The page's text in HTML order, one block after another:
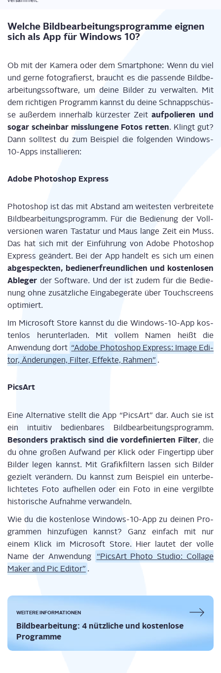
Wel­che Bild­be­ar­bei­tungs­pro­gram­me eig­nen
sich als App für Win­dows 10?
Ob mit der Kame­ra oder dem Smart­phone: Wenn du viel
und ger­ne foto­gra­fierst, braucht es die pas­sen­de Bild­be­
ar­bei­tungs­soft­ware, um dei­ne Bil­der zu ver­wal­ten. Mit
dem rich­ti­gen Pro­gramm kannst du dei­ne Schnapp­schüs­
se außer­dem inner­halb kür­zes­ter Zeit auf­po­lie­ren und
sogar schein­bar miss­lun­ge­ne Fotos ret­ten. Klingt gut?
Dann soll­test du zum Bei­spiel die fol­gen­den Win­dows-
10-Apps installieren:
Ado­be Pho­to­shop Express
Pho­to­shop ist das mit Abstand am wei­tes­ten ver­brei­te­te
Bild­be­ar­bei­tungs­pro­gramm. Für die Bedie­nung der Voll­
ver­sio­nen waren Tas­ta­tur und Maus lan­ge Zeit ein Muss.
Das hat sich mit der Ein­füh­rung von Ado­be Pho­to­shop
Express geän­dert. Bei der App han­delt es sich um einen
abge­speck­ten, bedie­ner­freund­li­chen und kos­ten­lo­sen
Able­ger der Soft­ware. Und der ist zudem für die Bedie­
nung ohne zusätz­li­che Ein­ga­be­ge­rä­te über Touch­screens
optimiert.
Im Micro­soft Store kannst du die Win­dows-10-App kos­
ten­los her­un­ter­la­den. Mit vol­lem Namen heißt die
Anwen­dung dort “Ado­be Pho­to­shop Express: Image Edi­
tor, Ände­run­gen, Fil­ter, Effek­te, Rah­men” .
PicsArt
Eine Alter­na­ti­ve stellt die App “PicsArt” dar. Auch sie ist
ein intui­tiv bedien­ba­res Bild­be­ar­bei­tungs­pro­gramm.
Beson­ders prak­tisch sind die vor­de­fi­nier­ten Fil­ter, die
du ohne gro­ßen Auf­wand per Klick oder Fin­ger­tipp über
Bil­der legen kannst. Mit Gra­fik­fil­tern las­sen sich Bil­der
gezielt ver­än­dern. Du kannst zum Bei­spiel ein unter­be­
lich­te­tes Foto auf­hel­len oder ein Foto in eine ver­gilb­te
his­to­ri­sche Auf­nah­me verwandeln.
Wie du die kos­ten­lo­se Win­dows-10-App zu dei­nen Pro­
gram­men hin­zu­fü­gen kannst? Ganz ein­fach mit nur
einem Klick im Micro­soft Store. Hier lau­tet der vol­le
Name der Anwen­dung
“PicsArt Pho­to Stu­dio: Col­la­ge
Maker and Pic Edi­tor” .
WEI­TE­RE INFORMATIONEN
Bild­be­ar­bei­tung: 4 nütz­li­che und kos­ten­lo­se
Programme